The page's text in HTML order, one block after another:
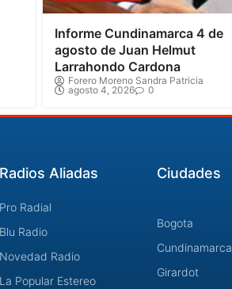
Informe Cundinamarca 4 de
agosto de Juan Helmut
Larrahondo Cardona
Forero Moreno Sandra Patricia
agosto 4, 2026
0
Radios Aliadas
Pro Radial
Blu Radio
Novedad Radio
La Popular Estereo
Ciudades
Bogota
Cundinamarca
Girardot